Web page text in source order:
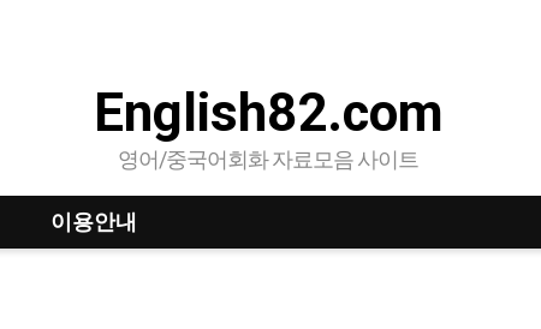
English82.com
영어/중국어회화 자료모음 사이트
이용안내